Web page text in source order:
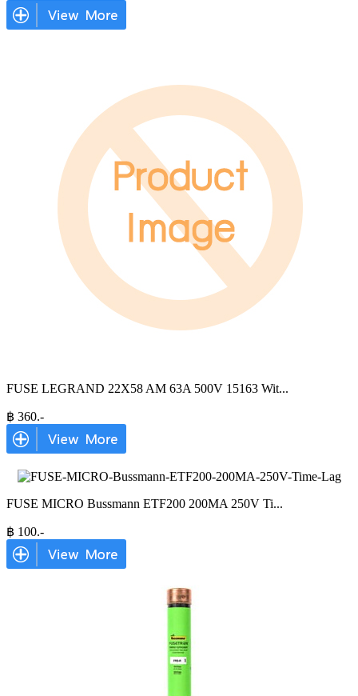
FUSE LEGRAND 22X58 AM 63A 500V 15163 Wit...
฿ 360.-
FUSE MICRO Bussmann ETF200 200MA 250V Ti...
฿ 100.-